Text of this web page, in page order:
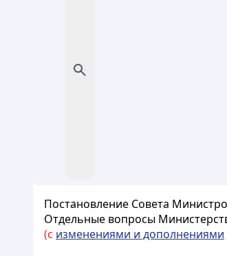
Постановление Совета
Отдельные вопросы
(с изменениями и дополнениями